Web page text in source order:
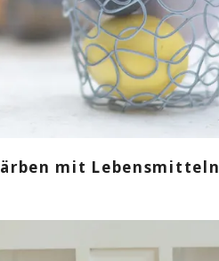
mit Lebensmitteln